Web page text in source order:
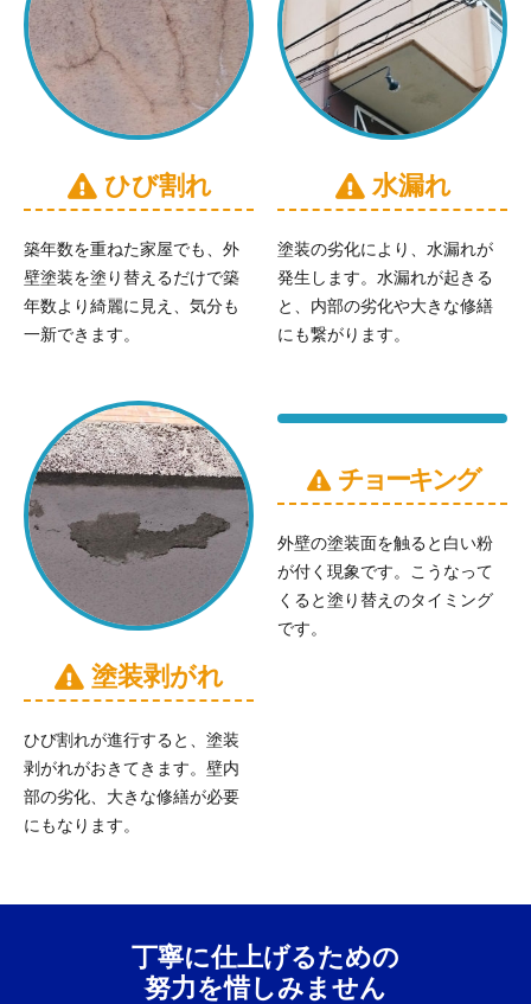
ひび割れ
築年数を重ねた家屋でも、外
壁塗装を塗り替えるだけで築
年数より綺麗に見え、気分も
一新できます。
水漏れ
塗装の劣化により、水漏れが
発生します。水漏れが起きる
と、内部の劣化や大きな修繕
にも繋がります。
塗装剥がれ
ひび割れが進行すると、塗装
剥がれがおきてきます。壁内
部の劣化、大きな修繕が必要
にもなります。
チョーキング
外壁の塗装面を触ると白い粉
が付く現象です。こうなって
くると塗り替えのタイミング
です。
丁寧に仕上げるための
努力を惜しみません